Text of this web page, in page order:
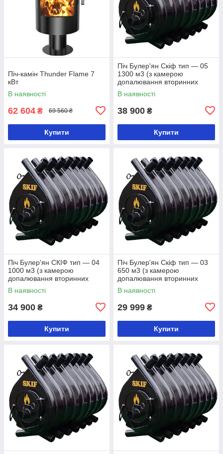
Піч-камін Thunder Flame 7
кВт
В наявності
62 604 ₴ 69 560 ₴
Купити
Піч Булер'ян Скіф тип — 05
1300 м3 (з камерою
допалювання вторинних
газів)
В наявності
38 900 ₴
Купити
Піч Булер'ян СКІФ тип — 04
1000 м3 (з камерою
допалювання вторинних
газів)
В наявності
34 900 ₴
Купити
Піч Булер'ян Скіф тип — 03
650 м3 (з камерою
допалювання вторинних
газів)
В наявності
29 999 ₴
Купити